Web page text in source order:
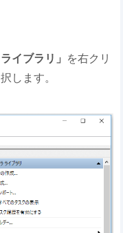
イブラリ」 を右クリ
します。